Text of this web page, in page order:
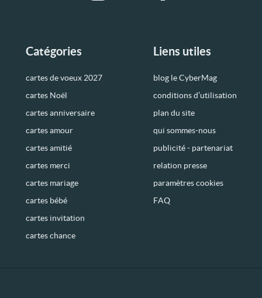
Catégories
cartes de voeux 2027
cartes Noël
cartes anniversaire
cartes amour
cartes amitié
cartes merci
cartes mariage
cartes bébé
cartes invitation
cartes chance
Liens utiles
blog le CyberMag
conditions d’utilisation
plan du site
qui sommes-nous
publicité - partenariat
relation presse
paramètres cookies
FAQ